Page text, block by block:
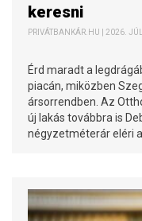
keresni
PRIVÁTBANKÁR.HU | 2026.
Érd maradt a
piacán, miközben
ársorrendben. Az
új lakás továbbra is
négyzetméterár eléri